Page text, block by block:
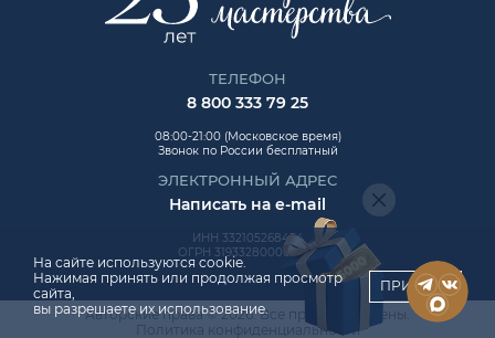
ТЕЛЕФОН
8 800 333 79 25
08:00-21:00 (Московское время)
Звонок по России бесплатный
ЭЛЕКТРОННЫЙ АДРЕС
Написать на e-mail
ИНН 332105268454
ОГРН 319332800006992
Авторские права © 2026. Все права защищены.
Политика конфиденциальности
На сайте используются cookie.
Нажимая принять или продолжая просмотр
сайта,
вы разрешаете их использование.
ПРИНЯТЬ
ChatApp